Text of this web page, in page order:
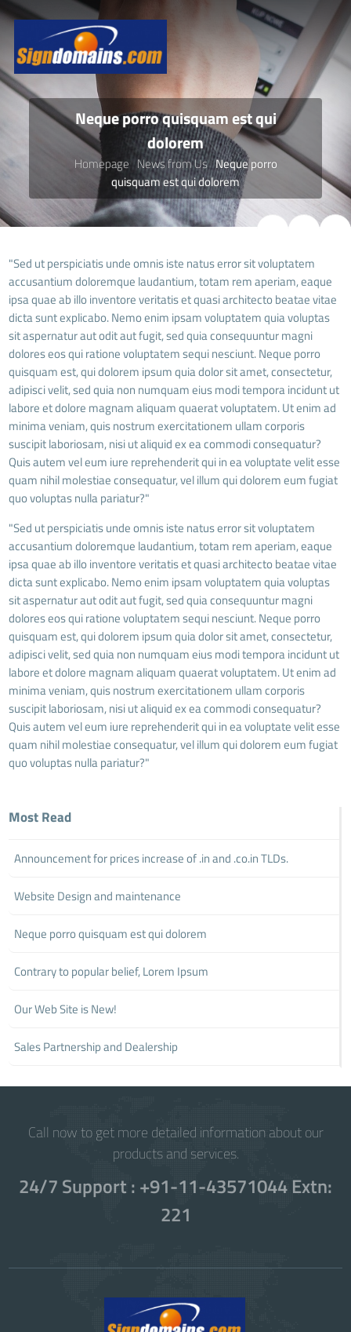
Neque porro quisquam est qui
dolorem
Homepage News from Us Neque porro
quisquam est qui dolorem
"Sed ut perspiciatis unde omnis iste natus error sit voluptatem
accusantium doloremque laudantium, totam rem aperiam, eaque
ipsa quae ab illo inventore veritatis et quasi architecto beatae vitae
dicta sunt explicabo. Nemo enim ipsam voluptatem quia voluptas
sit aspernatur aut odit aut fugit, sed quia consequuntur magni
dolores eos qui ratione voluptatem sequi nesciunt. Neque porro
quisquam est, qui dolorem ipsum quia dolor sit amet, consectetur,
adipisci velit, sed quia non numquam eius modi tempora incidunt ut
labore et dolore magnam aliquam quaerat voluptatem. Ut enim ad
minima veniam, quis nostrum exercitationem ullam corporis
suscipit laboriosam, nisi ut aliquid ex ea commodi consequatur?
Quis autem vel eum iure reprehenderit qui in ea voluptate velit esse
quam nihil molestiae consequatur, vel illum qui dolorem eum fugiat
quo voluptas nulla pariatur?"
"Sed ut perspiciatis unde omnis iste natus error sit voluptatem
accusantium doloremque laudantium, totam rem aperiam, eaque
ipsa quae ab illo inventore veritatis et quasi architecto beatae vitae
dicta sunt explicabo. Nemo enim ipsam voluptatem quia voluptas
sit aspernatur aut odit aut fugit, sed quia consequuntur magni
dolores eos qui ratione voluptatem sequi nesciunt. Neque porro
quisquam est, qui dolorem ipsum quia dolor sit amet, consectetur,
adipisci velit, sed quia non numquam eius modi tempora incidunt ut
labore et dolore magnam aliquam quaerat voluptatem. Ut enim ad
minima veniam, quis nostrum exercitationem ullam corporis
suscipit laboriosam, nisi ut aliquid ex ea commodi consequatur?
Quis autem vel eum iure reprehenderit qui in ea voluptate velit esse
quam nihil molestiae consequatur, vel illum qui dolorem eum fugiat
quo voluptas nulla pariatur?"
Most Read
Announcement for prices increase of .in and .co.in TLDs.
Website Design and maintenance
Neque porro quisquam est qui dolorem
Contrary to popular belief, Lorem Ipsum
Our Web Site is New!
Sales Partnership and Dealership
Call now to get more detailed information about our
products and services.
24/7 Support : +91-11-43571044 Extn:
221